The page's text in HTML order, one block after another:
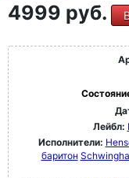
4999 руб.
Лейбл:
Исполнители:
баритон